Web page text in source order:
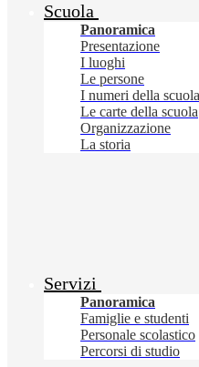
Scuola
Panoramica
Presentazione
I luoghi
Le persone
I numeri della scuola
Le carte della scuola
Organizzazione
La storia
Servizi
Panoramica
Famiglie e studenti
Personale scolastico
Percorsi di studio